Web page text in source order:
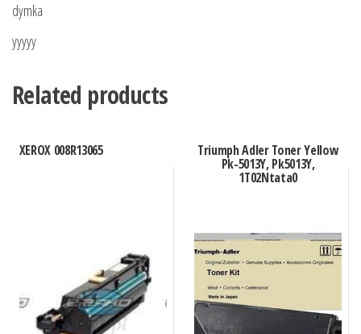
dymka
yyyyy
Related products
XEROX 008R13065 Triumph Adler Toner Yellow
Pk-5013Y, Pk5013Y,
1T02Ntata0